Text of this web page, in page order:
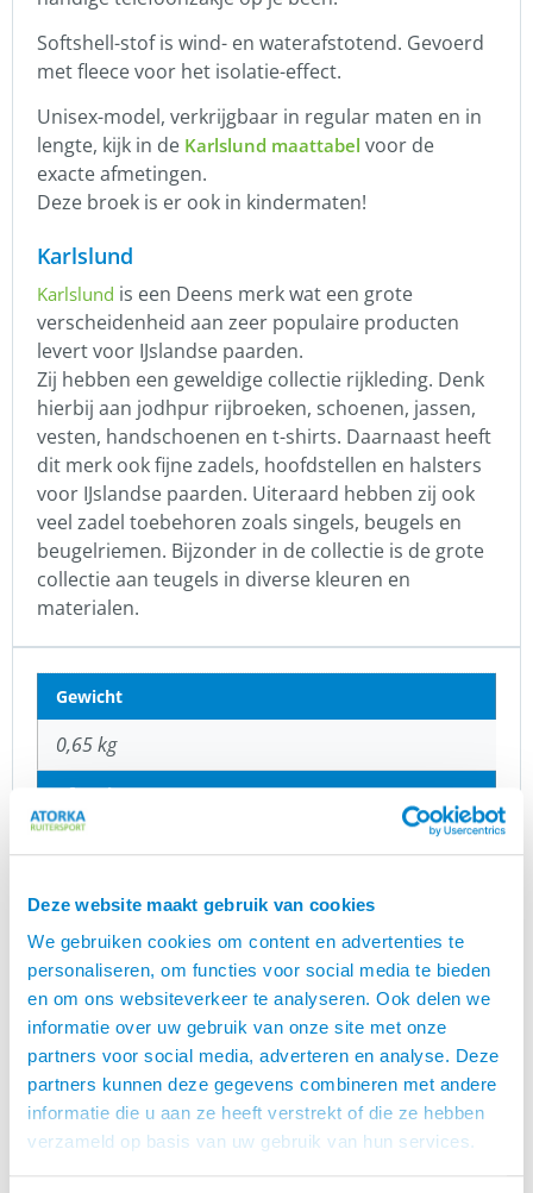
Deze website maakt gebruik van cookies
We gebruiken cookies om content en advertenties te
personaliseren, om functies voor social media te bieden
en om ons websiteverkeer te analyseren. Ook delen we
informatie over uw gebruik van onze site met onze
partners voor social media, adverteren en analyse. Deze
partners kunnen deze gegevens combineren met andere
informatie die u aan ze heeft verstrekt of die ze hebben
verzameld op basis van uw gebruik van hun services.
Softshell-stof is wind- en waterafstotend. Gevoerd
met fleece voor het isolatie-effect.
Unisex-model, verkrijgbaar in regular maten en in
lengte, kijk in de Karlslund maattabel voor de
exacte afmetingen.
Deze broek is er ook in kindermaten!
Karlslund
Karlslund is een Deens merk wat een grote
verscheidenheid aan zeer populaire producten
levert voor IJslandse paarden.
Zij hebben een geweldige collectie rijkleding. Denk
hierbij aan jodhpur rijbroeken, schoenen, jassen,
vesten, handschoenen en t-shirts. Daarnaast heeft
dit merk ook fijne zadels, hoofdstellen en halsters
voor IJslandse paarden. Uiteraard hebben zij ook
veel zadel toebehoren zoals singels, beugels en
beugelriemen. Bijzonder in de collectie is de grote
collectie aan teugels in diverse kleuren en
materialen.
Gewicht
0,65 kg
Afmetingen
Karlslund
152, 164, 34, 34L, 36, 36L, 38, 38L, 40, 40L, 42,
42L, 44, 44L, 46, 46L
Kleur